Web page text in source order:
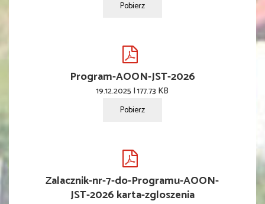
Pobierz
Program-AOON-JST-2026
19.12.2025 | 177.73 KB
Pobierz
Zalacznik-nr-7-do-Programu-AOON-
JST-2026 karta-zgloszenia